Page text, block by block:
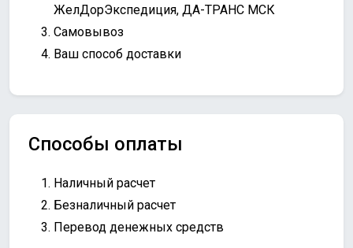
ЖелДорЭкспедиция, ДА-ТРАНС МСК
Самовывоз
Ваш способ доставки
Способы оплаты
Наличный расчет
Безналичный расчет
Перевод денежных средств